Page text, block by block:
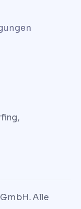
Alle